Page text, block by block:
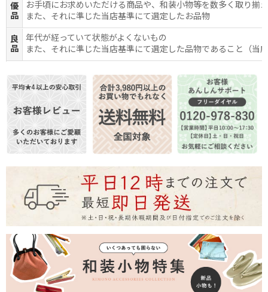
優
品
お手頃にお求めいただける商品や、和装小物等を数多く取り揃
また、それに準じた当店基準にて選定したお品物
良
品
年代が経っていて状態がよくないもの
また、それに準じた当店基準にて選定した品物であること（当